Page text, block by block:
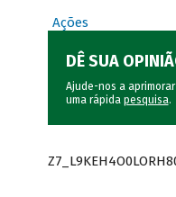
Ações
DÊ SUA
Ajude-nos a
uma rápida pesquisa.